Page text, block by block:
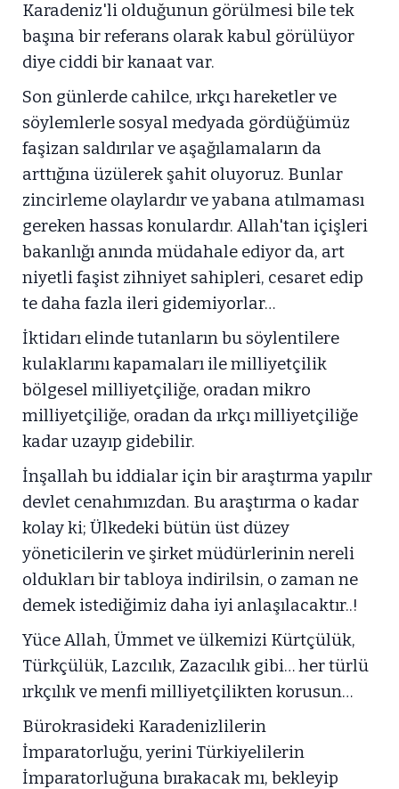
Karadeniz'li olduğunun görülmesi bile tek
başına bir referans olarak kabul görülüyor
diye ciddi bir kanaat var.
Son günlerde cahilce, ırkçı hareketler ve
söylemlerle sosyal medyada gördüğümüz
faşizan saldırılar ve aşağılamaların da
arttığına üzülerek şahit oluyoruz. Bunlar
zincirleme olaylardır ve yabana atılmaması
gereken hassas konulardır. Allah'tan içişleri
bakanlığı anında müdahale ediyor da, art
niyetli faşist zihniyet sahipleri, cesaret edip
te daha fazla ileri gidemiyorlar…
İktidarı elinde tutanların bu söylentilere
kulaklarını kapamaları ile milliyetçilik
bölgesel milliyetçiliğe, oradan mikro
milliyetçiliğe, oradan da ırkçı milliyetçiliğe
kadar uzayıp gidebilir.
İnşallah bu iddialar için bir araştırma yapılır
devlet cenahımızdan. Bu araştırma o kadar
kolay ki; Ülkedeki bütün üst düzey
yöneticilerin ve şirket müdürlerinin nereli
oldukları bir tabloya indirilsin, o zaman ne
demek istediğimiz daha iyi anlaşılacaktır..!
Yüce Allah, Ümmet ve ülkemizi Kürtçülük,
Türkçülük, Lazcılık, Zazacılık gibi… her türlü
ırkçılık ve menfi milliyetçilikten korusun…
Bürokrasideki Karadenizlilerin
İmparatorluğu, yerini Türkiyelilerin
İmparatorluğuna bırakacak mı, bekleyip